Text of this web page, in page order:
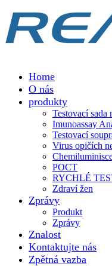
Home
O nás
produkty
Testovací sada
Imunoassay
Testovací
Virus opičích
POCT
RYCHLÉ
Zdraví žen
Zprávy
Produkt
Zprávy
Znalost
Kontaktujte nás
Zpětná vazba